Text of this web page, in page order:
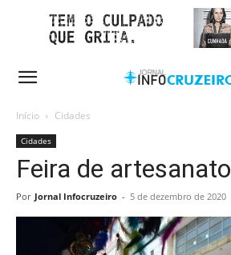
Início Cidades
Cidades
Feira de artesanato
Por Jornal Infocruzeiro - 5 de dezembro de 2020